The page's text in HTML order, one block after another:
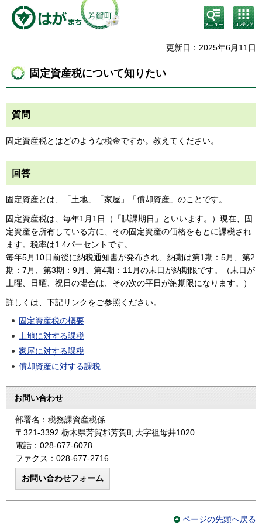
検
索・
メニ
コン
テン
ニュ
更新日：2025年6月11日
固定資産税について知りたい
質問
固定資産税とはどのような税金ですか。教えてください。
回答
固定資産とは、「土地」「家屋」「償却資産」のことです。
固定資産税は、毎年1月1日（「賦課期日」といいます。）現在、固
定資産を所有している方に、その固定資産の価格をもとに課税され
ます。税率は1.4パーセントです。
毎年5月10日前後に納税通知書が発布され、納期は第1期：5月、第2
期：7月、第3期：9月、第4期：11月の末日が納期限です。（末日が
土曜、日曜、祝日の場合は、その次の平日が納期限になります。）
詳しくは、下記リンクをご参照ください。
固定資産税の概要
土地に対する課税
家屋に対する課税
償却資産に対する課税
お問い合わせ
部署名：税務課資産税係
〒321-3392 栃木県芳賀郡芳賀町大字祖母井1020
電話：028-677-6078
ファクス：028-677-2716
ページの先頭へ戻る